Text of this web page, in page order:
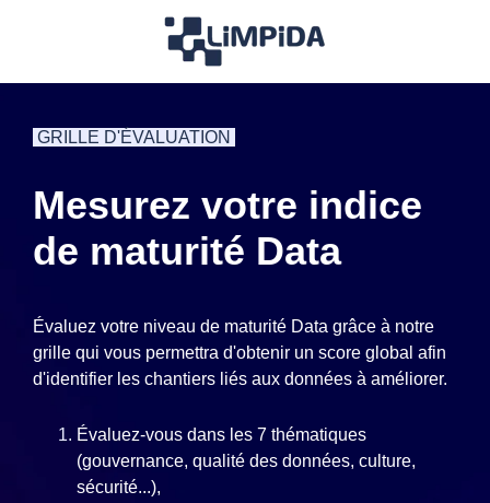
GRILLE D'ÉVALUATION
Mesurez votre indice
de maturité Data
Évaluez votre niveau de maturité Data grâce à notre
grille qui vous permettra d'obtenir un score global afin
d'identifier les chantiers liés aux données à améliorer.
Évaluez-vous dans les 7 thématiques
(gouvernance, qualité des données, culture,
sécurité...),